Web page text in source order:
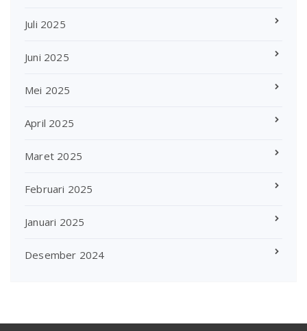
Juli 2025
Juni 2025
Mei 2025
April 2025
Maret 2025
Februari 2025
Januari 2025
Desember 2024